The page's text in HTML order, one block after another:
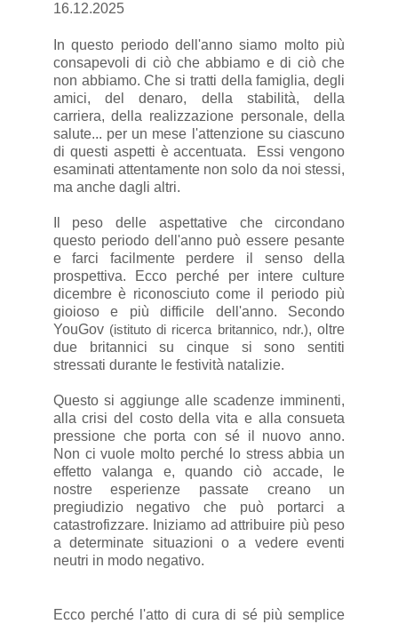
16.12.2025
In questo periodo dell'anno siamo molto più
consapevoli di ciò che abbiamo e di ciò che
non abbiamo. Che si tratti della famiglia, degli
amici, del denaro, della stabilità, della
carriera, della realizzazione personale, della
salute... per un mese l'attenzione su ciascuno
di questi aspetti è accentuata. Essi vengono
esaminati attentamente non solo da noi stessi,
ma anche dagli altri.
Il peso delle aspettative che circondano
questo periodo dell'anno può essere pesante
e farci facilmente perdere il senso della
prospettiva. Ecco perché per intere culture
dicembre è riconosciuto come il periodo più
gioioso e più difficile dell'anno. Secondo
YouGov (istituto di ricerca britannico, ndr.), oltre
due britannici su cinque si sono sentiti
stressati durante le festività natalizie.
Questo si aggiunge alle scadenze imminenti,
alla crisi del costo della vita e alla consueta
pressione che porta con sé il nuovo anno.
Non ci vuole molto perché lo stress abbia un
effetto valanga e, quando ciò accade, le
nostre esperienze passate creano un
pregiudizio negativo che può portarci a
catastrofizzare. Iniziamo ad attribuire più peso
a determinate situazioni o a vedere eventi
neutri in modo negativo.
Ecco perché l'atto di cura di sé più semplice